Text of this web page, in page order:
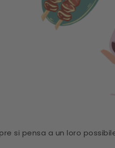
si pensa a un loro